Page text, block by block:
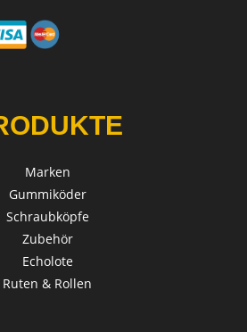
Marken
Gummiköder
Schraubköpfe
Zubehör
Echolote
Ruten & Rollen